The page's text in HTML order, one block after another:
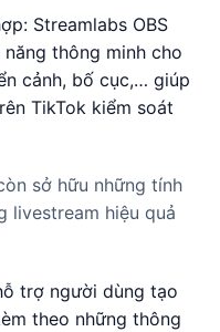
Streamlabs OBS
thông minh cho
cảnh, bố cục,… giúp
TikTok kiểm soát
sở hữu những tính
livestream hiệu quả
trợ người dùng tạo
theo những thông